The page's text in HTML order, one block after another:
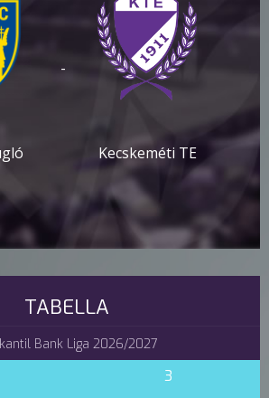
-
Kecskeméti TE
TABELLA
Bank Liga 2026/2027
3